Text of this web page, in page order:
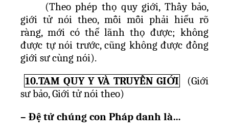
(Theo phép thọ quy giới, Thầy bảo,
giới tửnói theo, mỗi mỗi phải hiểu rõ
ràng, mới có thểlãnh thọ được; không
được tựnói trước, cũng không được đồng
giới sưcùng nói).
10.TAM QUY Y VÀ TRUYỀN GIỚI
(Giới
sư bảo, Giới tử nói theo)
– Đệ tử chúng con Pháp danh là…